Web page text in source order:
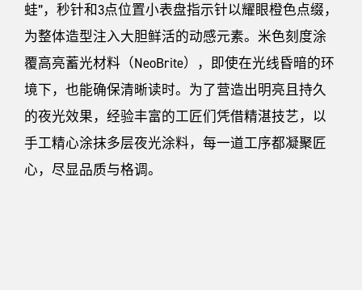
蛙”，秒针和3点位置小表盘指示针以耀眼橙色点缀，
为整体造型注入大胆鲜活的动感元素。米色刻度涂
覆高亮蓄光材料（NeoBrite），即使在光线昏暗的环
境下，也能确保清晰读时。为了营造出明亮且持久
的夜光效果，经验丰富的工匠们凭借精湛技艺，以
手工精心涂抹多层夜光涂料，每一道工序都凝聚匠
心，尽显品质与格调。